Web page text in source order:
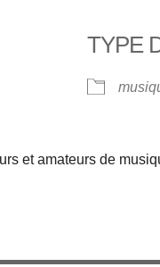
Calendrier Google
TYPE
et amateurs de